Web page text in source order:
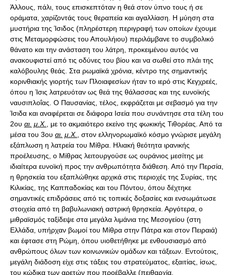
Άλλους, πάλι, τους επισκεπτόταν η θεά στον ύπνο τους ή σε
οράματα, χαρίζοντάς τους θεραπεία και αγαλλίαση. Η μύηση στα
μυστήρια της Ίσιδος (πληρέστερη περιγραφή των οποίων έχουμε
στις Μεταμορφώσεις του Απουλήιου) περιλάμβανε το συμβολικό
θάνατο και την ανάσταση του λάτρη, προκειμένου αυτός να
ανακουφιστεί από τις οδύνες του βίου και να σωθεί στο πλάι της
καλόβουλης θεάς. Στα ρωμαϊκά χρόνια, κέντρο της σημαντικής
κορινθιακής γιορτής των Πλοιαφεσίων ήταν το ιερό στις Κεγχρεές,
όπου η Ίσις λατρευόταν ως θεά της θάλασσας και της ευνοϊκής
ναυσιπλοΐας. Ο Παυσανίας, τέλος, εκφράζεται με σεβασμό για την
Ίσιδα και αναφέρεται σε διάφορα Ισεία που συνάντησε στα τέλη του
2ου αι. μ.Χ.
, με το ακμαιότερο εκείνο της φωκικής Τιθορέας. Από τα
μέσα του 3ου αι. μ.Χ.
, στον ελληνορωμαϊκό κόσμο γνώρισε μεγάλη
εξάπλωση η λατρεία του Μίθρα. Ηλιακή θεότητα ιρανικής
προέλευσης, ο Μίθρας λειτουργούσε ως ουράνιος μεσίτης με
ιδιαίτερα ευνοϊκή προς την ανθρωπότητα διάθεση. Από την Περσία,
η θρησκεία του εξαπλώθηκε αρχικά στις περιοχές της Συρίας, της
Κιλικίας, της Καππαδοκίας και του Πόντου, όπου δέχτηκε
σημαντικές επιδράσεις από τις τοπικές δοξασίες και ενσωμάτωσε
στοιχεία από τη βαβυλωνιακή αστρική θρησκεία. Αργότερα, ο
μιθραϊσμός ταξίδεψε στα μεγάλα λιμάνια της Μεσογείου (στη
Ελλάδα, υπήρχαν βωμοί του Μίθρα στην Πάτρα και στον Πειραιά)
και έφτασε στη Ρώμη, όπου υιοθετήθηκε με ενθουσιασμό από
ανθρώπους όλων των κοινωνικών ομάδων και τάξεων. Εντούτοις,
μεγάλη διάδοση είχε στις τάξεις του στρατεύματος, εξαιτίας, ίσως,
του κώδικα των αρετών που προέβαλλε (πειθαρχία,